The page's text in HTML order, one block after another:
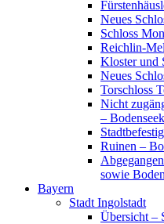
Neues
Schloss
Reichlin-
Kloster und
Neues
Torschloss
Nicht
–
Ruinen –
sowie
Bayern
Stadt Ingolstadt
Übersicht –